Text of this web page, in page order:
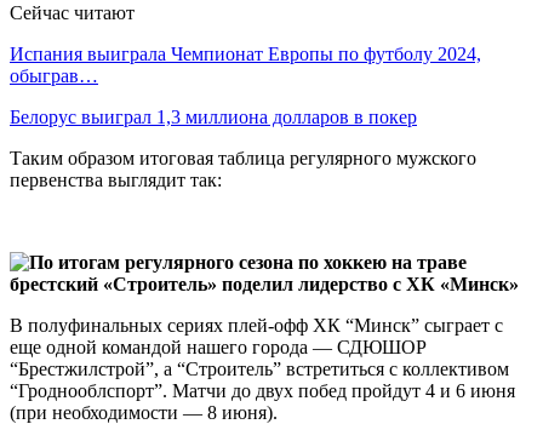
Сейчас читают
Испания выиграла Чемпионат Европы по футболу 2024,
обыграв…
Белорус выиграл 1,3 миллиона долларов в покер
Таким образом итоговая таблица регулярного мужского
первенства выглядит так:
В полуфинальных сериях плей-офф ХК “Минск” сыграет с
еще одной командой нашего города — СДЮШОР
“Брестжилстрой”, а “Строитель” встретиться с коллективом
“Гроднооблспорт”. Матчи до двух побед пройдут 4 и 6 июня
(при необходимости — 8 июня).